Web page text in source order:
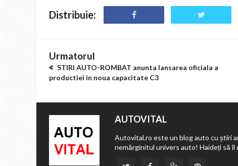
Distribuie:
Urmatorul
STIRI AUTO-ROMBAT anunta lansarea oficiala a
productiei in noua capacitate C3
AUTOVITAL
Autovital.ro este un blog auto cu știri
nemărginitul univers auto! Haideți să îl